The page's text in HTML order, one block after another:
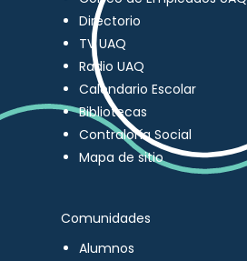
Directorio
TV UAQ
Radio UAQ
Calendario Escolar
Bibliotecas
Contraloría Social
Mapa de sitio
Comunidades
Alumnos